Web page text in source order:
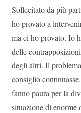
Sollecitato da più
ho provato a
ma ci ho provato. Io
delle
degli altri. Il
consiglio
fanno paura per la
situazione di